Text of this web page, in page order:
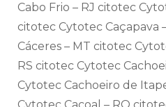
Cabo Frio – RJ citotec
citotec Cytotec Caçapava
Cáceres – MT citotec
RS citotec Cytotec
Cytotec Cachoeiro de